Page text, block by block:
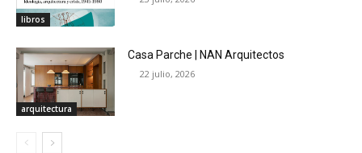
libros
arquitectura
Casa Parche | NAN Arquitectos
22 julio, 2026